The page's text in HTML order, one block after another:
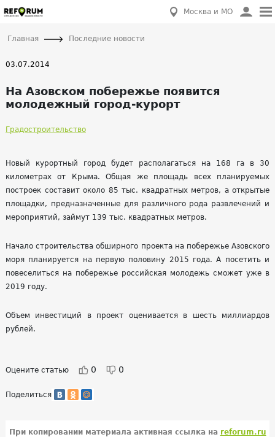
Москва и МО
Главная Последние новости
03.07.2014
На Азовском побережье появится
молодежный город-курорт
Градостроительство
Новый курортный город будет располагаться на 168 га в 30
километрах от Крыма. Общая же площадь всех планируемых
построек составит около 85 тыс. квадратных метров, а открытые
площадки, предназначенные для различного рода развлечений и
мероприятий, займут 139 тыс. квадратных метров.
Начало строительства обширного проекта на побережье Азовского
моря планируется на первую половину 2015 года. А посетить и
повеселиться на побережье российская молодежь сможет уже в
2019 году.
Объем инвестиций в проект оценивается в шесть миллиардов
рублей.
Оцените статью 0 0
Поделиться
При копировании материала активная ссылка на reforum.ru